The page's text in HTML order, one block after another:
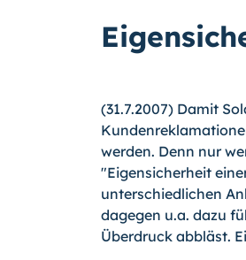
(31.7.2007) Damit
werden. Denn nur
"Eigensicherheit
unterschiedlichen
dagegen u.a. dazu
Überdruck abbläst.